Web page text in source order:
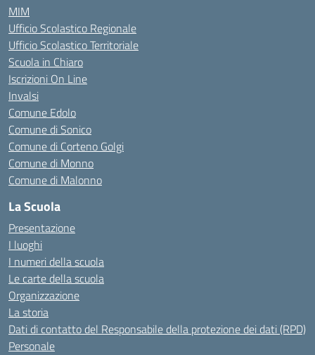
MIM
Ufficio Scolastico Regionale
Ufficio Scolastico Territoriale
Scuola in Chiaro
Iscrizioni On Line
Invalsi
Comune Edolo
Comune di Sonico
Comune di Corteno Golgi
Comune di Monno
Comune di Malonno
La Scuola
Presentazione
I luoghi
I numeri della scuola
Le carte della scuola
Organizzazione
La storia
Dati di contatto del Responsabile della protezione dei dati (RPD)
Personale